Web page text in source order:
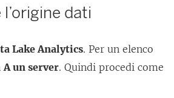
l
e
g
dati
Lake Analytics. Per un elenco
A un server. Quindi procedi come